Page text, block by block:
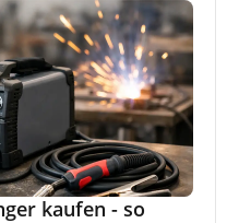
kaufen - so